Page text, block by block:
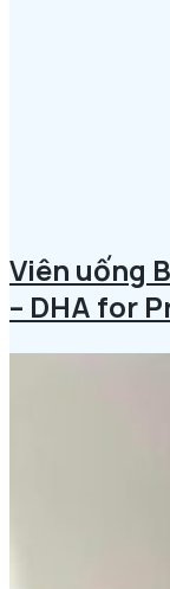
Viên uống
– DHA for